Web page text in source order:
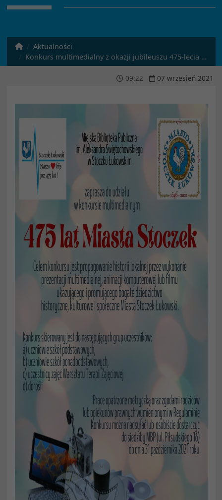
Aktualności
Konkurs multimedialny z okazji jubileuszu 475-lecia nadania praw miejskich dla Stoczka Łukowskigo
09:22 07 wrzesień 2021